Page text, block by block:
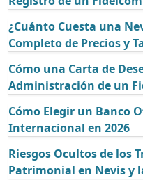
¿Cuánto Cuesta una
Completo de Precios y
Cómo una Carta de
Administración de un
Cómo Elegir un Banco
Internacional en 2026
Riesgos Ocultos de los
Patrimonial en Nevis y